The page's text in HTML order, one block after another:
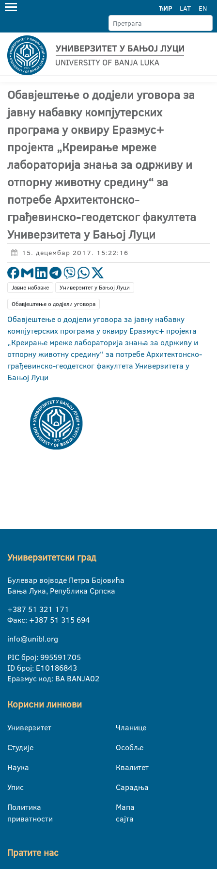
ЋИР LAT EN
Обавјештење о додјели уговора за
јавну набавку компјутерских
програма у оквиру Еразмус+
пројекта „Креирање мреже
лабораторија знања за одрживу и
отпорну животну средину“ за
потребе Архитектонско-
грађевинско-геодетског факултета
Универзитета у Бањој Луци
15. децембар 2017. 15:22:16
Јавне набавке
Универзитет у Бањој Луци
Обавјештење о додјели уговора
Обавјештење о додјели уговора за јавну набавку
компјутерских програма у оквиру Еразмус+ пројекта
„Креирање мреже лабораторија знања за одрживу и
отпорну животну средину“ за потребе Архитектонско-
грађевинско-геодетског факултета Универзитета у
Бањој Луци
Универзитетски град
Булевар војводе Петра Бојовића
Бања Лука, Република Српска
+387 51 321 171
Факс: +387 51 315 694
info@unibl.org
PIC број: 995591705
ID број: E10186843
Еразмус код: BA BANJA02
Корисни линкови
Универзитет
Студије
Наука
Упис
Политика
приватности
Чланице
Особље
Квалитет
Сарадња
Мапа
сајта
Пратите нас